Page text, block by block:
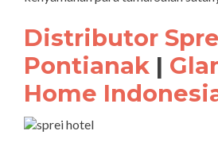
Distributor
Pontianak |
Home